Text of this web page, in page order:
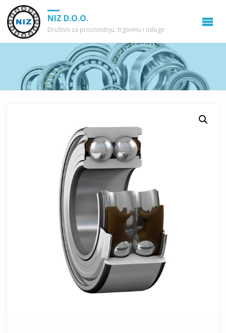
NIZ D.O.O.
Društvo za proizvodnju, trgovinu i usluge